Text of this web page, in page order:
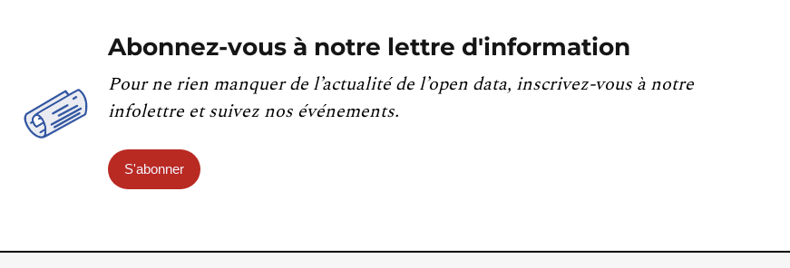
Abonnez-vous à notre lettre d'information
Pour ne rien manquer de l’actualité de l’open data, inscrivez-vous à notre
infolettre et suivez nos événements.
S'abonner